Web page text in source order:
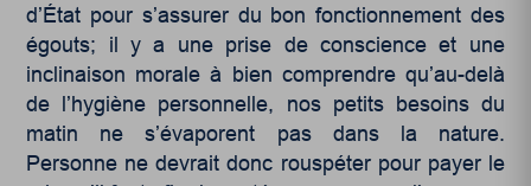
d’État pour s’assurer du bon fonctionnement des
égouts; il y a une prise de conscience et une
inclinaison morale à bien comprendre qu’au-delà
de l’hygiène personnelle, nos petits besoins du
matin ne s’évaporent pas dans la nature.
Personne ne devrait donc rouspéter pour payer le